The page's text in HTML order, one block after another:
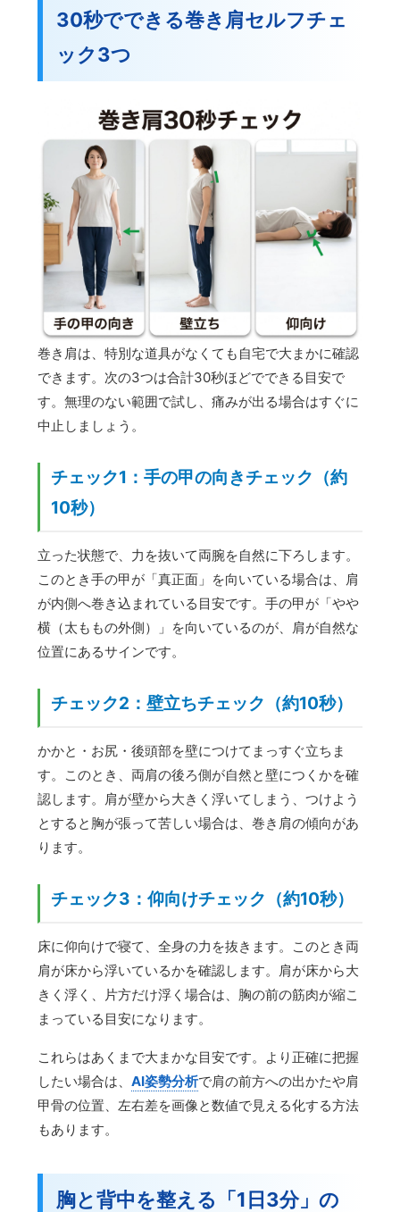
30秒でできる巻き肩セルフチェ
ック3つ
巻き肩は、特別な道具がなくても自宅で大まかに確認
できます。次の3つは合計30秒ほどでできる目安で
す。無理のない範囲で試し、痛みが出る場合はすぐに
中止しましょう。
チェック1：手の甲の向きチェック（約
10秒）
立った状態で、力を抜いて両腕を自然に下ろします。
このとき手の甲が「真正面」を向いている場合は、肩
が内側へ巻き込まれている目安です。手の甲が「やや
横（太ももの外側）」を向いているのが、肩が自然な
位置にあるサインです。
チェック2：壁立ちチェック（約10秒）
かかと・お尻・後頭部を壁につけてまっすぐ立ちま
す。このとき、両肩の後ろ側が自然と壁につくかを確
認します。肩が壁から大きく浮いてしまう、つけよう
とすると胸が張って苦しい場合は、巻き肩の傾向があ
ります。
チェック3：仰向けチェック（約10秒）
床に仰向けで寝て、全身の力を抜きます。このとき両
肩が床から浮いているかを確認します。肩が床から大
きく浮く、片方だけ浮く場合は、胸の前の筋肉が縮こ
まっている目安になります。
これらはあくまで大まかな目安です。より正確に把握
したい場合は、AI姿勢分析で肩の前方への出かたや肩
甲骨の位置、左右差を画像と数値で見える化する方法
もあります。
胸と背中を整える「1日3分」の